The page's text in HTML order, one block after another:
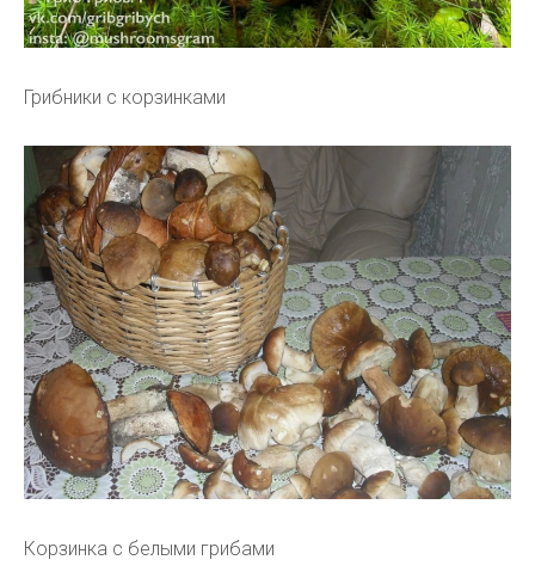
Грибники с корзинками
Корзинка с белыми грибами